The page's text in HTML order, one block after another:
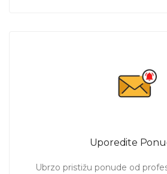
Uporedite
Ubrzo pristižu ponude od